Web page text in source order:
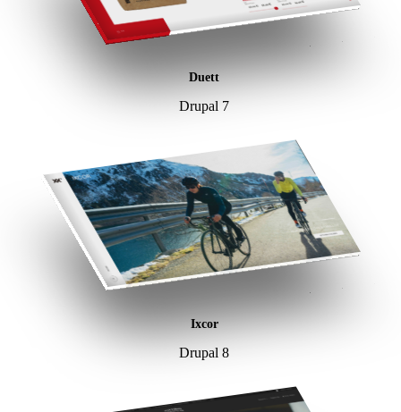
Duett
Drupal 7
Ixcor
Drupal 8